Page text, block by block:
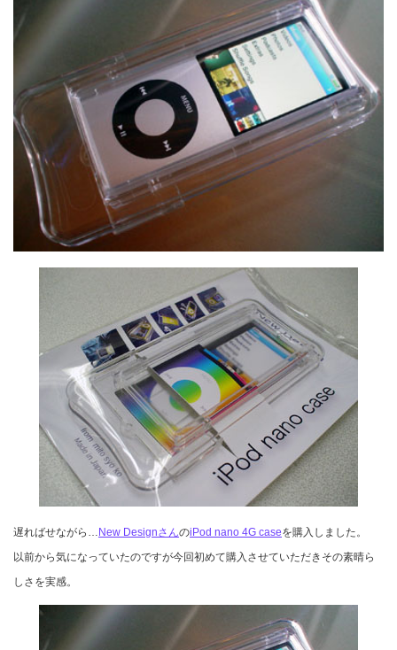
遅ればせながら… New DesignさんのiPod nano 4G caseを購入しました。
以前から気になっていたのですが今回初めて購入させていただきその素晴ら
しさを実感。